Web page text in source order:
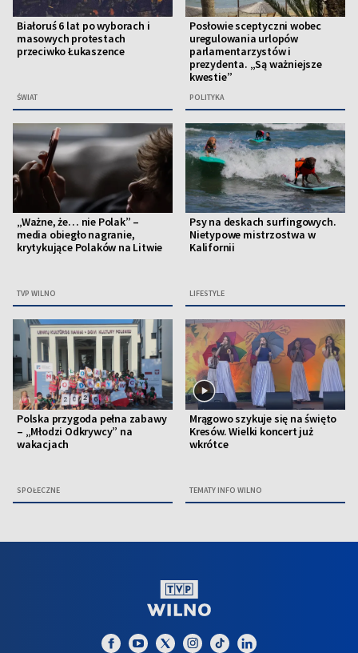
Białoruś 6 lat po wyborach i
masowych protestach
przeciwko Łukaszence
ŚWIAT
Posłowie sceptyczni wobec
uregulowania urlopów
parlamentarzystów i
prezydenta. „Są ważniejsze
kwestie”
POLITYKA
„Ważne, że… nie Polak” –
media obiegło nagranie,
krytykujące Polaków na Litwie
TVP WILNO
Psy na deskach surfingowych.
Nietypowe mistrzostwa w
Kalifornii
LIFESTYLE
Polska przygoda pełna zabawy
– „Młodzi Odkrywcy” na
wakacjach
SPOŁECZNE
Mrągowo szykuje się na święto
Kresów. Wielki koncert już
wkrótce
TEMATY INFO WILNO